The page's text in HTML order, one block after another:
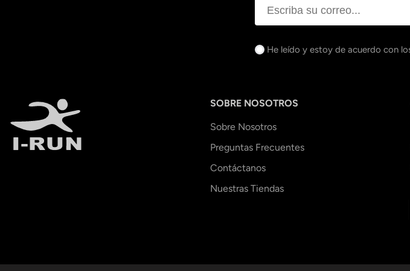
He leído y estoy de acuerdo con
SOBRE NOSOTROS
Sobre Nosotros
Preguntas Frecuentes
Contáctanos
Nuestras Tiendas